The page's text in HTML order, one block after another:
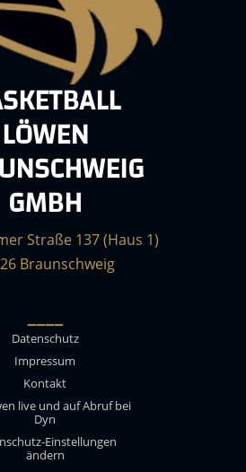
LÖWEN
GMBH
Straße 137 (Haus 1)
Braunschweig
____
Datenschutz
Impressum
Kontakt
live und auf Abruf bei
Dyn
Einstellungen
ändern